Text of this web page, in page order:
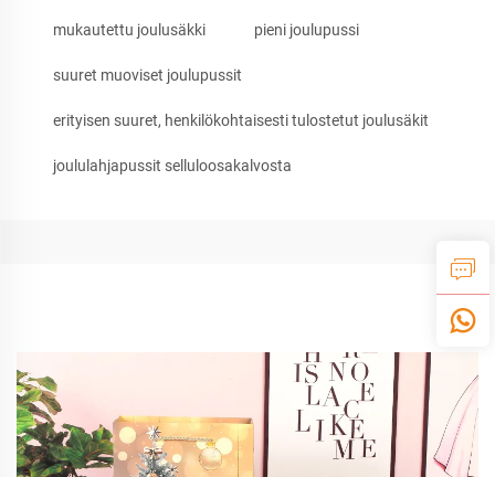
mukautettu joulusäkki pieni joulupussi
suuret muoviset joulupussit
erityisen suuret, henkilökohtaisesti tulostetut joulusäkit
joululahjapussit selluloosakalvosta